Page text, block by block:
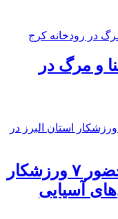
و مرگ در
۲ مدال برنز نتیجه حضور ۷ ورزشکار
آسیایی